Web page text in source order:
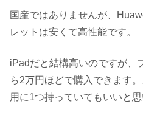
国産ではありませんが、
レットは安くて高性能です。
iPadだと結構高いのですが、
ら2万円ほどで購入できます
用に1つ持っていてもいいと思